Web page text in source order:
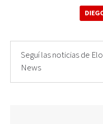
Seguí las noticias de
News